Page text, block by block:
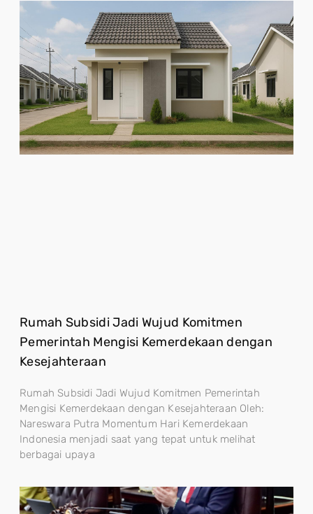
Rumah Subsidi Jadi Wujud Komitmen
Pemerintah Mengisi Kemerdekaan dengan
Kesejahteraan
Rumah Subsidi Jadi Wujud Komitmen Pemerintah
Mengisi Kemerdekaan dengan Kesejahteraan Oleh:
Nareswara Putra Momentum Hari Kemerdekaan
Indonesia menjadi saat yang tepat untuk melihat
berbagai upaya